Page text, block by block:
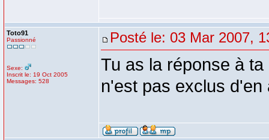
Toto91
Passionné
Sexe:
Inscrit le: 19 Oct 2005
Messages: 528
Posté le: 03 Mar 2007,
Tu as la réponse à
n'est pas exclus